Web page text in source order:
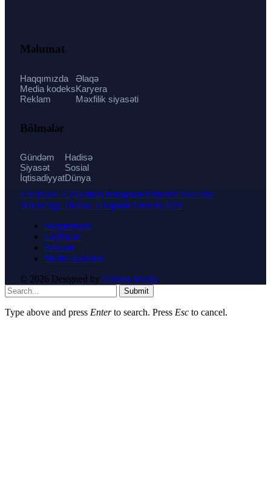
Məlumat
Haqqımızda
Media kodeks
Reklam
Əlaqə
Karyera
Məxfilik siyasəti
Bölmələr
Gündəm
Siyasət
İqtisadiyyat
Hadisə
Sosial
Dünya
Facebook X (Twitter) Instagram PinterestYouTube
WhatsApp TikTok Telegram Threads RSS
Haqqımızda
Layihələr
Reklam
Media Kodeksi
© 2026 Designed by Yeniera Media.
Submit
Type above and press Enterto search. Press Esc to cancel.